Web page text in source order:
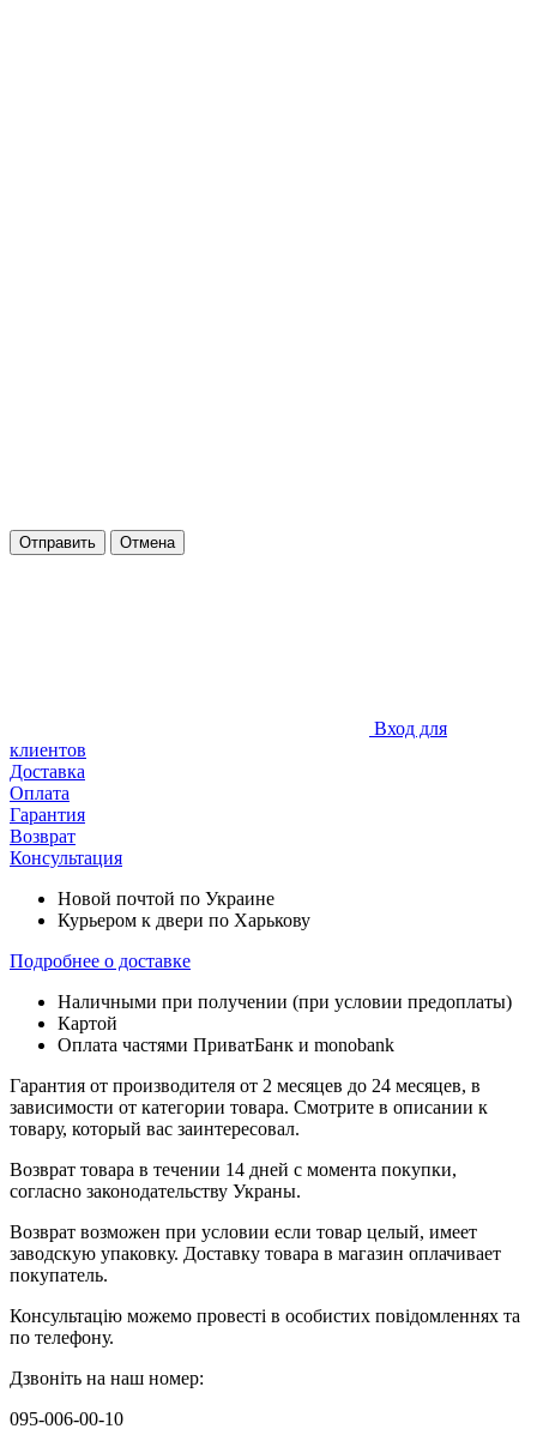
Отправить Отмена
Вход для
клиентов
Доставка
Оплата
Гарантия
Возврат
Консультация
Новой почтой по Украине
Курьером к двери по Харькову
Подробнее о доставке
Наличными при получении (при условии предоплаты)
Картой
Оплата частями ПриватБанк и monobank
Гарантия от производителя от 2 месяцев до 24 месяцев, в
зависимости от категории товара. Смотрите в описании к
товару, который вас заинтересовал.
Возврат товара в течении 14 дней с момента покупки,
согласно законодательству Украны.
Возврат возможен при условии если товар целый, имеет
заводскую упаковку. Доставку товара в магазин оплачивает
покупатель.
Консультацію можемо провесті в особистих повідомленнях та
по телефону.
Дзвоніть на наш номер:
095-006-00-10